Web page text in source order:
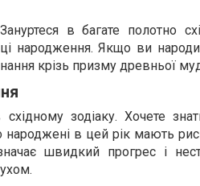
в багате полотно
народження. Якщо ви
крізь призму древньої
зодіаку. Хочете
в цей рік мають
швидкий прогрес і